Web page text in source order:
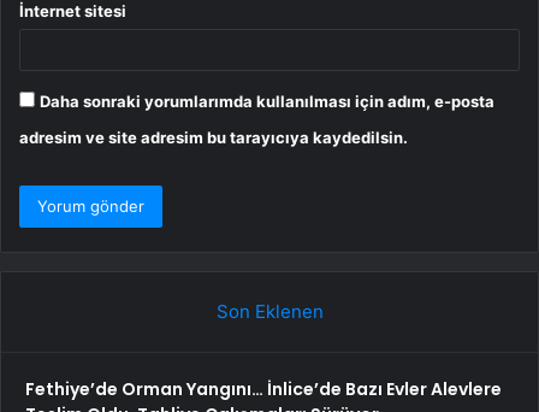
İnternet sitesi
Daha sonraki yorumlarımda kullanılması için adım, e-posta
adresim ve site adresim bu tarayıcıya kaydedilsin.
Son Eklenen
Fethiye’de Orman Yangını… İnlice’de Bazı Evler Alevlere